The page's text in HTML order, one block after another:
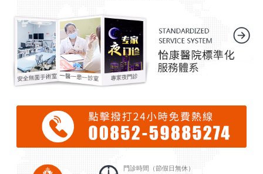
門診時間（節假日無休）